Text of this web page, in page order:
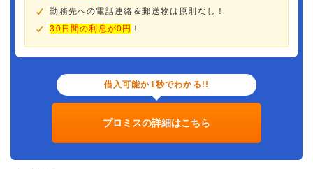
勤務先への電話連絡＆郵送物は原則なし！
30日間の利息が0円 ！
借入可能か1秒でわかる!!
プロミスの詳細はこちら